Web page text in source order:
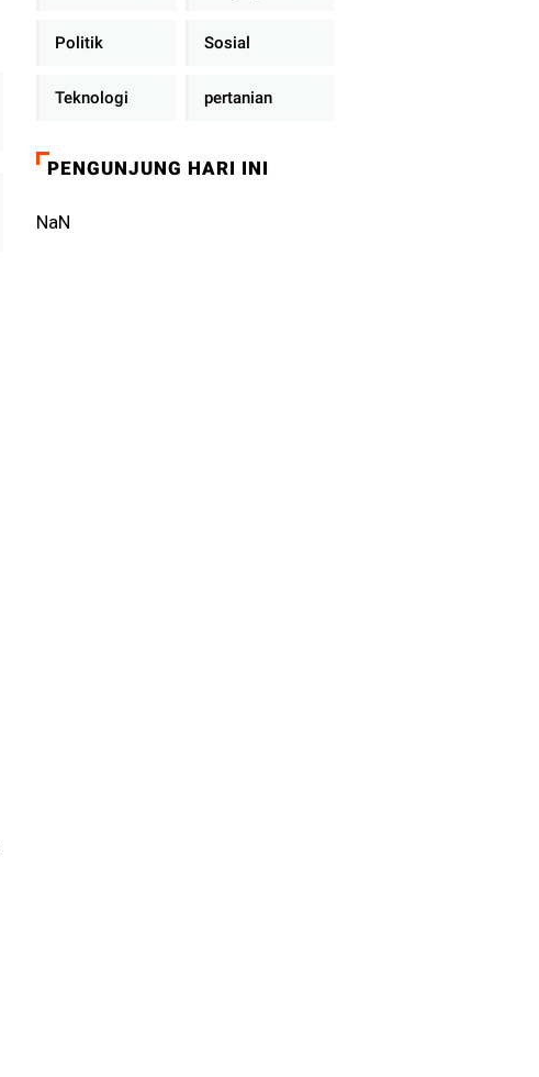
Politik Sosial
Teknologi pertanian
PENGUNJUNG HARI INI
NaN